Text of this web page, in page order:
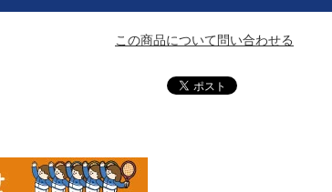
この商品について問い合わせる